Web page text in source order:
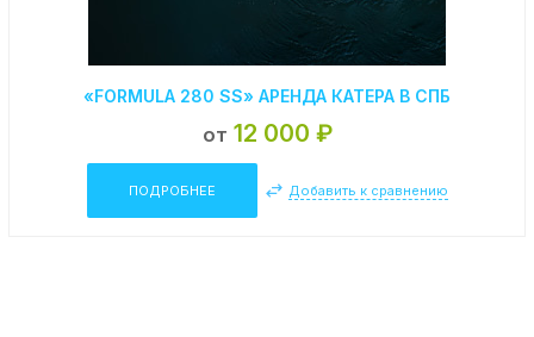
«FORMULA 280 SS» АРЕНДА КАТЕРА В СПБ
от 12 000 ₽
ПОДРОБНЕЕ Добавить к сравнению